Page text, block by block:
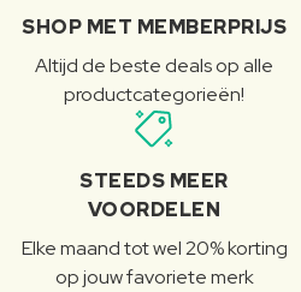
SHOP MET MEMBERPRIJS
Altijd de beste deals op alle
productcategorieën!
STEEDS MEER
VOORDELEN
Elke maand tot wel 20% korting
op jouw favoriete merk